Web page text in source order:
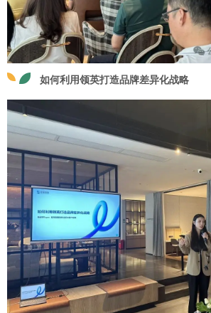
如何利用领英打造品牌差异化战略